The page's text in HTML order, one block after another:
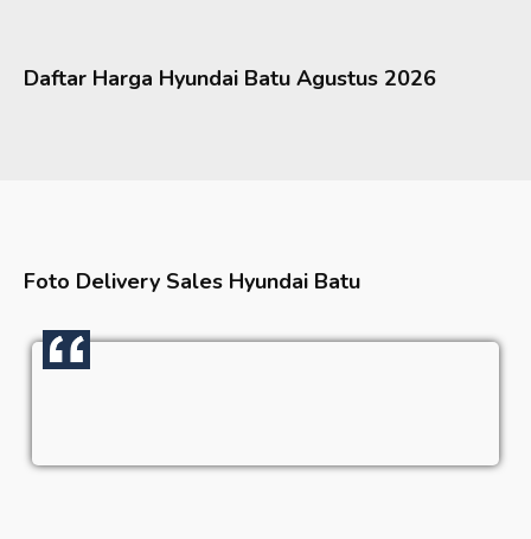
Daftar Harga Hyundai Batu Agustus 2026
Foto Delivery Sales Hyundai Batu